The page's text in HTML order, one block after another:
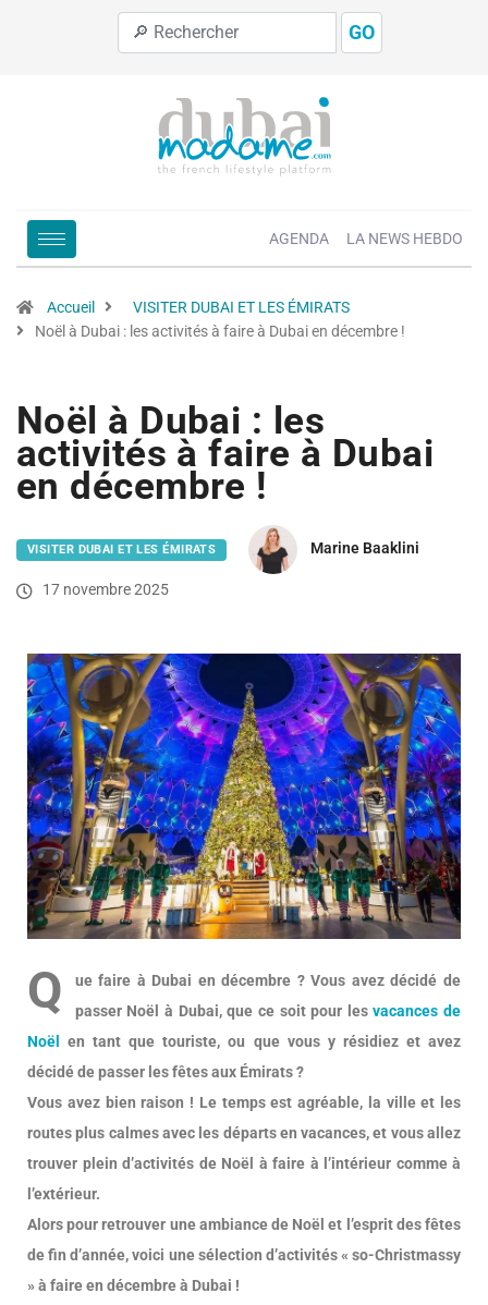
GO
AGENDA LA NEWS HEBDO
Accueil
VISITER DUBAI ET LES ÉMIRATS
Noël à Dubai : les activités à faire à Dubai en décembre !
Noël à Dubai : les
activités à faire à Dubai
en décembre !
VISITER DUBAI ET LES ÉMIRATS Marine Baaklini
17 novembre 2025
Q
ue faire à Dubai en décembre ? Vous avez décidé de
passer Noël à Dubai, que ce soit pour lesvacances de
Noël
en tant que touriste, ou que vous y résidiez et avez
décidé de passer les fêtes aux Émirats ?
Vous avez bien raison ! Le temps est agréable, la ville et les
routes plus calmes avec les départs en vacances, et vous allez
trouver plein d’activités de Noël à faire à l’intérieur comme à
l’extérieur.
Alors pour retrouver une ambiance de Noël et l’esprit des fêtes
de fin d’année, voici une sélection d’activités « so-Christmassy
» à faire en décembre à Dubai !